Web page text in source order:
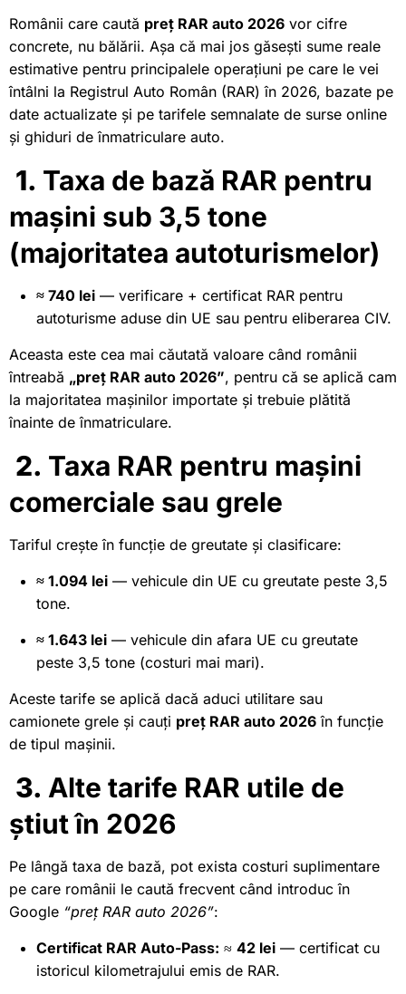
Românii care caută preț RAR auto 2026 vor cifre
concrete, nu bălării. Așa că mai jos găsești sume reale
estimative pentru principalele operațiuni pe care le vei
întâlni la Registrul Auto Român (RAR) în 2026, bazate pe
date actualizate și pe tarifele semnalate de surse online
și ghiduri de înmatriculare auto.
1. Taxa de bază RAR pentru
mașini sub 3,5 tone
(majoritatea autoturismelor)
≈ 740 lei — verificare + certificat RAR pentru
autoturisme aduse din UE sau pentru eliberarea CIV.
Aceasta este cea mai căutată valoare când românii
întreabă „preț RAR auto 2026”, pentru că se aplică cam
la majoritatea mașinilor importate și trebuie plătită
înainte de înmatriculare.
2. Taxa RAR pentru mașini
comerciale sau grele
Tariful crește în funcție de greutate și clasificare:
≈ 1.094 lei — vehicule din UE cu greutate peste 3,5
tone.
≈ 1.643 lei — vehicule din afara UE cu greutate
peste 3,5 tone (costuri mai mari).
Aceste tarife se aplică dacă aduci utilitare sau
camionete grele și cauți preț RAR auto 2026 în funcție
de tipul mașinii.
3. Alte tarife RAR utile de
știut în 2026
Pe lângă taxa de bază, pot exista costuri suplimentare
pe care românii le caută frecvent când introduc în
Google “preț RAR auto 2026”:
Certificat RAR Auto-Pass: ≈ 42 lei — certificat cu
istoricul kilometrajului emis de RAR.